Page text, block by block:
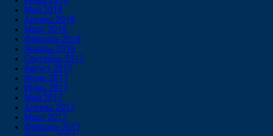
Май 2018
Апрель 2018
Март 2018
Февраль 2018
Январь 2018
Сентябрь 2017
Август 2017
Июль 2017
Июнь 2017
Май 2017
Апрель 2017
Март 2017
Февраль 2017